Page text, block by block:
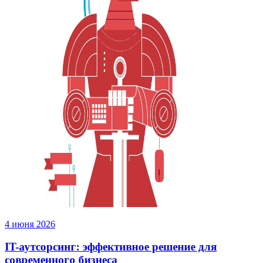
4 июня 2026
IT-аутсорсинг: эффективное решение для
современного бизнеса